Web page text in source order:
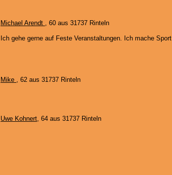
Michael Arendt , 60 aus 31737 Rinteln
Ich gehe gerne auf Feste Veranstaltungen. Ich mache Sport
Mike , 62 aus 31737 Rinteln
Uwe Kohnert, 64 aus 31737 Rinteln